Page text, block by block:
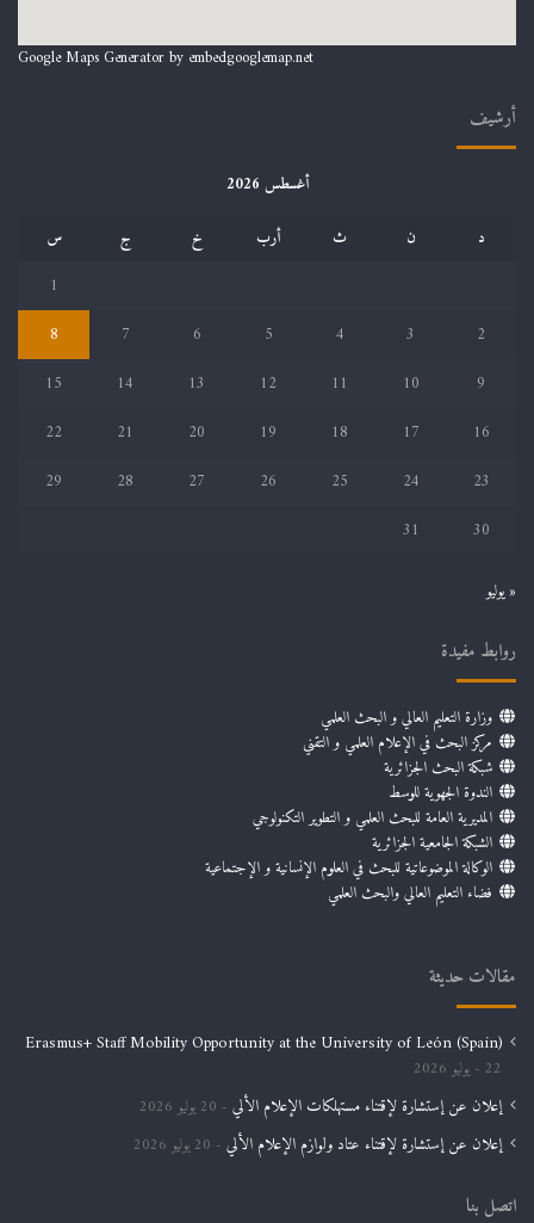
Google Maps Generator by embedgooglemap.net
أرشيف
أغسطس 2026
د
ن ث أرب خ ج
س
1
2
3
4
5
6
7
8
9
10
11
12
13
14
15
16
17
18
19
20
21
22
23
24
25
26
27
28
29
30
31
« يوليو
روابط مفيدة
وزارة التعليم العالي و البحث العلمي
مركز البحث في الإعلام العلمي و التقني
شبكة البحث الجزائرية
الندوة الجهوية للوسط
المديرية العامة للبحث العلمي و التطوير التكنولوجي
الشبكة الجامعية الجزائرية
الوكالة الموضوعاتية للبحث في العلوم الإنسانية و الإجتماعية
فضاء التعليم العالي والبحث العلمي
مقالات حديثة
Erasmus+ Staff Mobility Opportunity at the University of León (Spain)
22 يوليو 2026
إعلان عن إستشارة لإقتناء مستهلكات الإعلام الألي 20 يوليو 2026
إعلان عن إستشارة لإقتناء عتاد ولوازم الإعلام الألي 20 يوليو 2026
اتصل بنا